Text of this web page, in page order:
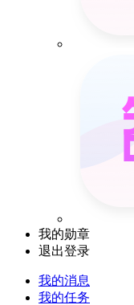
我的勋章
退出登录
我的消息
我的任务